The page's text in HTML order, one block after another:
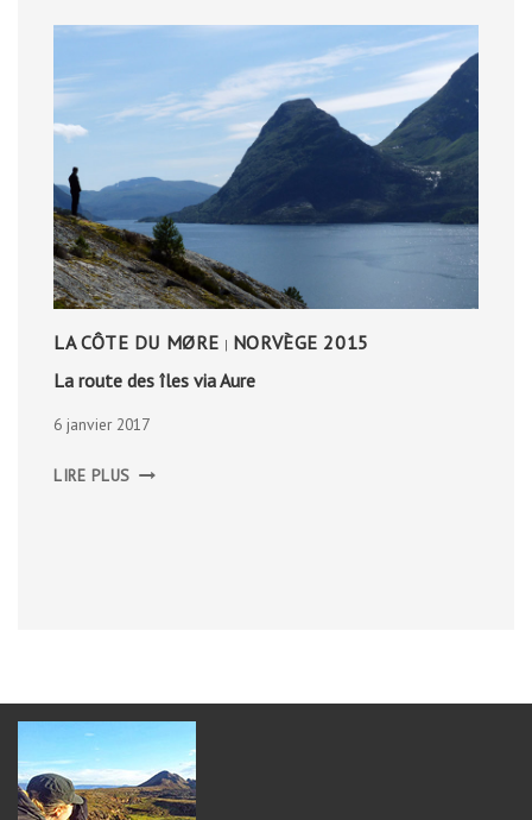
LA CÔTE DU MØRE | NORVÈGE 2015
La route des îles via Aure
6 janvier 2017
LIRE PLUS ROUTE